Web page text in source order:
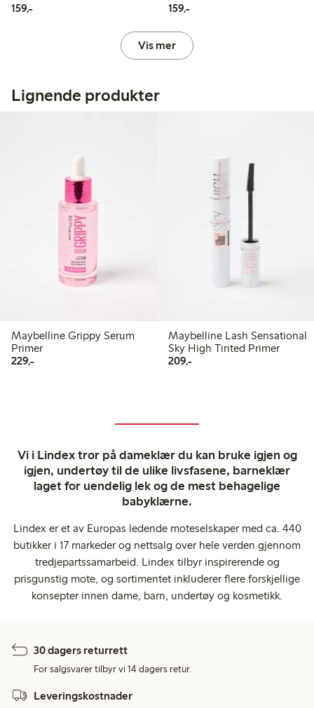
159,-159,00 kr
159,-159,00 kr
Vis mer
Lignende produkter
Maybelline Grippy Serum
Primer
229,-229,00 kr
Maybelline Lash Sensational
Sky High Tinted Primer
209,-209,00 kr
Vi i Lindex tror på dameklær du kan bruke igjen og
igjen, undertøy til de ulike livsfasene, barneklær
laget for uendelig lek og de mest behagelige
babyklærne.
Lindex er et av Europas ledende moteselskaper med ca. 440
butikker i 17 markeder og nettsalg over hele verden gjennom
tredjepartssamarbeid. Lindex tilbyr inspirerende og
prisgunstig mote, og sortimentet inkluderer flere forskjellige
konsepter innen dame, barn, undertøy og kosmetikk.
30 dagers returrett
For salgsvarer tilbyr vi 14 dagers retur.
Leveringskostnader